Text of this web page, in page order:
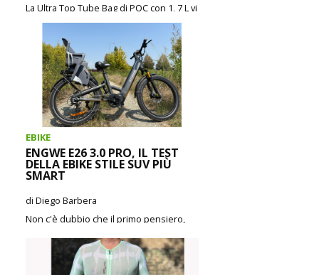
La Ultra Top Tube Bag di POC con 1, 7 L vi
CONTINUA A LEGGERE
EBIKE
ENGWE E26 3.0 PRO, IL TEST
DELLA EBIKE STILE SUV PIÙ
SMART
di Diego Barbera
Non c'è dubbio che il primo pensiero,
ENGWE E26 3.0 Pro (in circa 30...
CONTINUA A LEGGERE